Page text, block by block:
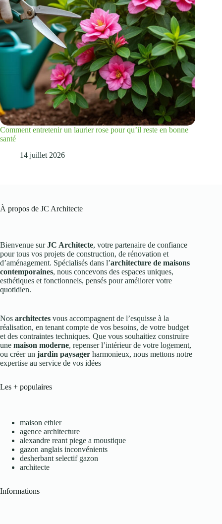
Comment entretenir un laurier rose pour qu’il reste en bonne
santé
14 juillet 2026
À propos de JC Architecte
Bienvenue surJC Architecte, votre partenaire de confiance
pour tous vos projets de construction, de rénovation et
d’aménagement. Spécialisés dans l’architecture de maisons
contemporaines, nous concevons des espaces uniques,
esthétiques et fonctionnels, pensés pour améliorer votre
quotidien.
Nos architectes vous accompagnent de l’esquisse à la
réalisation, en tenant compte de vos besoins, de votre budget
et des contraintes techniques. Que vous souhaitiez construire
une maison moderne, repenser l’intérieur de votre logement,
ou créer un jardin paysager harmonieux, nous mettons notre
expertise au service de vos idées
Les + populaires
maison ethier
agence architecture
alexandre reant piege a moustique
gazon anglais inconvénients
desherbant selectif gazon
architecte
Informations